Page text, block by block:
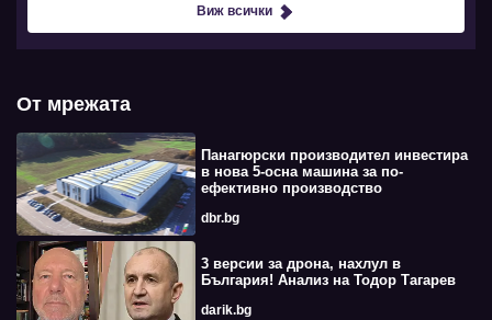
Виж всички
От мрежата
Панагюрски производител инвестира
в нова 5-осна машина за по-
ефективно производство
dbr.bg
3 версии за дрона, нахлул в
България! Анализ на Тодор Тагарев
darik.bg